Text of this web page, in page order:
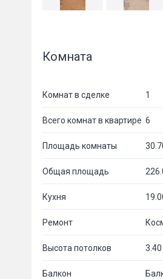
Комната
Комнат в сделке 1
Всего комнат в квартире 6
Площадь комнаты
Общая площадь
Кухня
Ремонт
Высота потолков 3.40
Балкон